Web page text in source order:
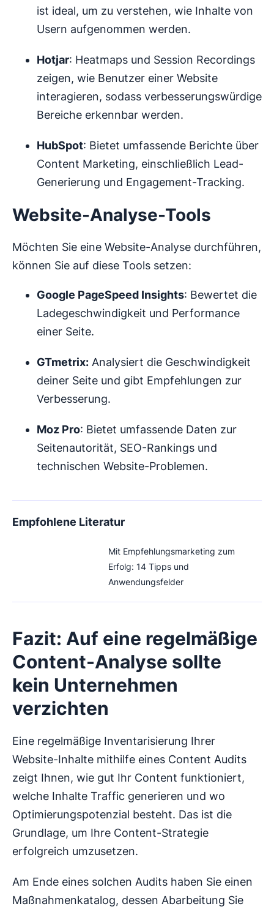
ist ideal, um zu verstehen, wie Inhalte von
Usern aufgenommen werden.
Hotjar: Heatmaps und Session Recordings
zeigen, wie Benutzer einer Website
interagieren, sodass verbesserungswürdige
Bereiche erkennbar werden.
HubSpot: Bietet umfassende Berichte über
Content Marketing, einschließlich Lead-
Generierung und Engagement-Tracking.
Website-Analyse-Tools
Möchten Sie eine Website-Analyse durchführen,
können Sie auf diese Tools setzen:
Google PageSpeed Insights: Bewertet die
Ladegeschwindigkeit und Performance
einer Seite.
GTmetrix: Analysiert die Geschwindigkeit
deiner Seite und gibt Empfehlungen zur
Verbesserung.
Moz Pro: Bietet umfassende Daten zur
Seitenautorität, SEO-Rankings und
technischen Website-Problemen.
Empfohlene Literatur
Mit Empfehlungsmarketing zum
Erfolg: 14 Tipps und
Anwendungsfelder
Fazit: Auf eine regelmäßige
Content-Analyse sollte
kein Unternehmen
verzichten
Eine regelmäßige Inventarisierung Ihrer
Website-Inhalte mithilfe eines Content Audits
zeigt Ihnen, wie gut Ihr Content funktioniert,
welche Inhalte Traffic generieren und wo
Optimierungspotenzial besteht. Das ist die
Grundlage, um Ihre Content-Strategie
erfolgreich umzusetzen.
Am Ende eines solchen Audits haben Sie einen
Maßnahmenkatalog, dessen Abarbeitung Sie